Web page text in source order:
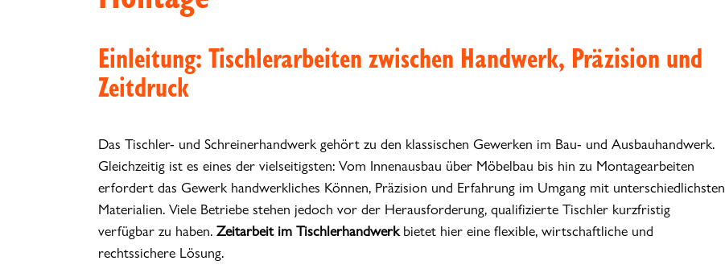
Einleitung: Tischlerarbeiten zwischen Handwerk, Präzision und
Zeitdruck
Das Tischler- und Schreinerhandwerk gehört zu den klassischen Gewerken im Bau- und Ausbauhandwerk.
Gleichzeitig ist es eines der vielseitigsten: Vom Innenausbau über Möbelbau bis hin zu Montagearbeiten
erfordert das Gewerk handwerkliches Können, Präzision und Erfahrung im Umgang mit unterschiedlichsten
Materialien. Viele Betriebe stehen jedoch vor der Herausforderung, qualifizierte Tischler kurzfristig
verfügbar zu haben. Zeitarbeit im Tischlerhandwerkbietet hier eine flexible, wirtschaftliche und
rechtssichere Lösung.